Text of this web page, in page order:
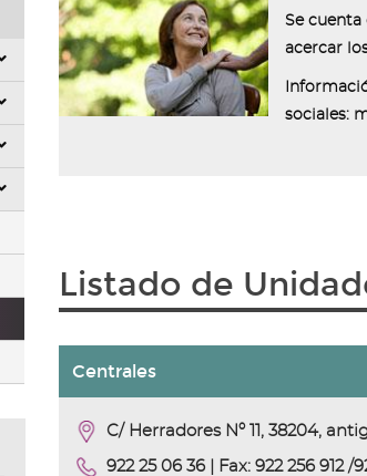
Se
acercar
sociales:
Listado de
Centrales
C/ Herradores Nº 11, 38204,
922 25 06 36 | Fax: 922 256 912 /